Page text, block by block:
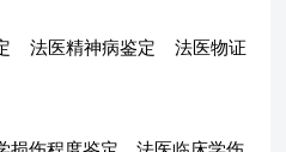
法医精神病鉴定 法医物证